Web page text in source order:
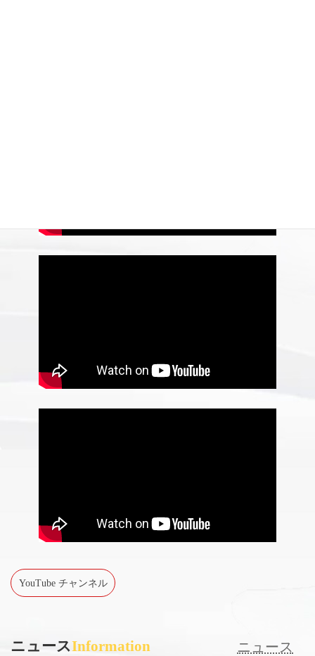
YouTube チャンネル
ニュースInformation ニュース